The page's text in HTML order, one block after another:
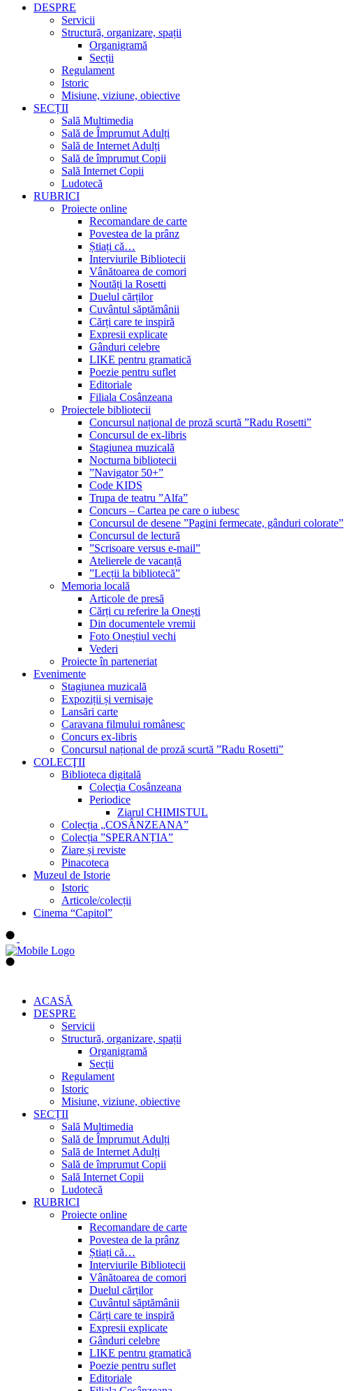
DESPRE
Servicii
Structură, organizare, spații
Organigramă
Secții
Regulament
Istoric
Misiune, viziune, obiective
SECȚII
Sală Multimedia
Sală de Împrumut Adulți
Sală de Internet Adulți
Sală de împrumut Copii
Sală Internet Copii
Ludotecă
RUBRICI
Proiecte online
Recomandare de carte
Povestea de la prânz
Știați că…
Interviurile Bibliotecii
Vânătoarea de comori
Noutăți la Rosetti
Duelul cărților
Cuvântul săptămânii
Cărți care te inspiră
Expresii explicate
Gânduri celebre
LIKE pentru gramatică
Poezie pentru suflet
Editoriale
Filiala Cosânzeana
Proiectele bibliotecii
Concursul național de proză scurtă ”Radu Rosetti”
Concursul de ex-libris
Stagiunea muzicală
Nocturna bibliotecii
”Navigator 50+”
Code KIDS
Trupa de teatru ”Alfa”
Concurs – Cartea pe care o iubesc
Concursul de desene ”Pagini fermecate, gânduri colorate”
Concursul de lectură
”Scrisoare versus e-mail”
Atelierele de vacanță
”Lecții la bibliotecă”
Memoria locală
Articole de presă
Cărți cu referire la Onești
Din documentele vremii
Foto Oneștiul vechi
Vederi
Proiecte în parteneriat
Evenimente
Stagiunea muzicală
Expoziții și vernisaje
Lansări carte
Caravana filmului românesc
Concurs ex-libris
Concursul național de proză scurtă ”Radu Rosetti”
COLECŢII
Biblioteca digitală
Colecţia Cosânzeana
Periodice
Ziarul CHIMISTUL
Colecția „COSÂNZEANA”
Colecția ”SPERANȚIA”
Ziare și reviste
Pinacoteca
Muzeul de Istorie
Istoric
Articole/colecții
Cinema “Capitol”
ACASĂ
DESPRE
Servicii
Structură, organizare, spații
Organigramă
Secții
Regulament
Istoric
Misiune, viziune, obiective
SECȚII
Sală Multimedia
Sală de Împrumut Adulți
Sală de Internet Adulți
Sală de împrumut Copii
Sală Internet Copii
Ludotecă
RUBRICI
Proiecte online
Recomandare de carte
Povestea de la prânz
Știați că…
Interviurile Bibliotecii
Vânătoarea de comori
Duelul cărților
Cuvântul săptămânii
Cărți care te inspiră
Expresii explicate
Gânduri celebre
LIKE pentru gramatică
Poezie pentru suflet
Editoriale